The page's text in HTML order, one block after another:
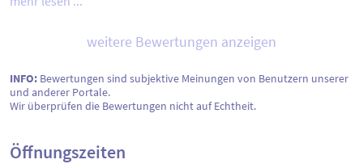
weitere Bewertungen anzeigen
INFO: Bewertungen sind subjektive Meinungen von Benutzern unserer
und anderer Portale.
Wir überprüfen die Bewertungen nicht auf Echtheit.
Öffnungszeiten